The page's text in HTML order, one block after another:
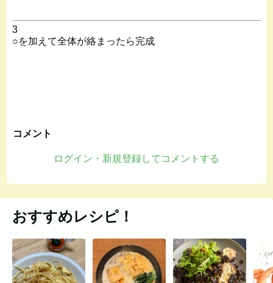
3
○を加えて全体が絡まったら完成
コメント
ログイン・新規登録してコメントする
おすすめレシピ！